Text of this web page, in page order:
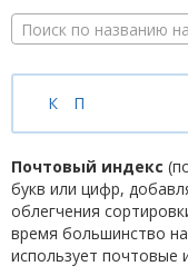
Поиск по названию
К П
Почтовый индекс
букв или цифр,
облегчения
время большинство
использует почтовые